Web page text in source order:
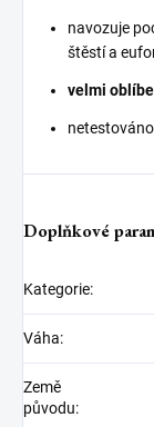
navozuje
štěstí a
velmi
Doplňkové
Kategorie:
Váha:
Země
původu: